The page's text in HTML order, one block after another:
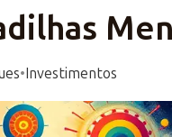
•Investimentos